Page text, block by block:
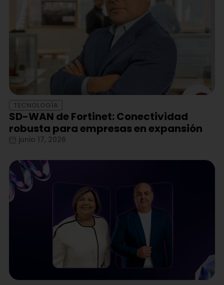
TECNOLOGÍA
SD-WAN de Fortinet: Conectividad
robusta para empresas en expansión
junio 17, 2026